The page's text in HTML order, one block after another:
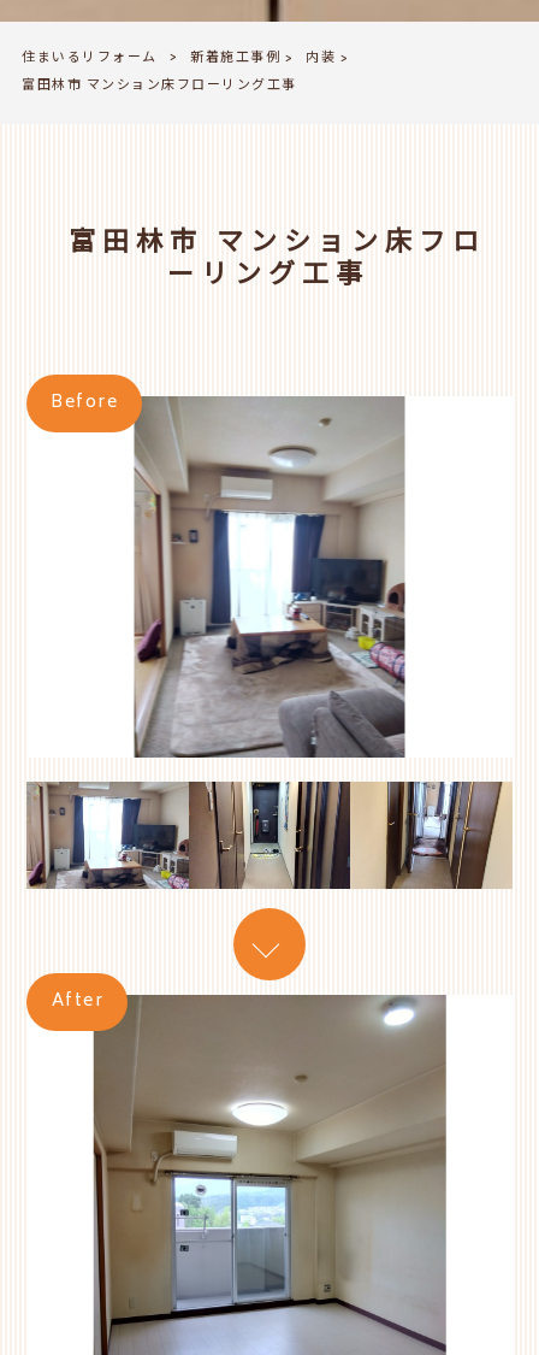
住まいるリフォーム > 新着施工事例 > 内装 >
富田林市 マンション床フローリング工事
富田林市 マンション床フロ
ーリング工事
Before
After